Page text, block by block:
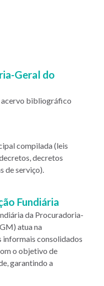
Geral do
acervo bibliográfico
compilada (leis
decretos
de serviço).
Fundiária
da Procuradoria-
atua na
informais consolidados
o objetivo de
garantindo a